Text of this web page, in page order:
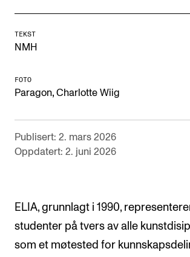
FORSKNING OG
Livet rundt FoU
For ph.d.-programmet i musikkforskning
KONSERTER OG
Arrangementer for ansatte
Gjennomføre konserter og
TEKST
NMH
FOTO
Paragon, Charlotte Wiig
Publisert: 2. mars 2026
Oppdatert: 2. juni 2026
ELIA, grunnlagt i 1990,
studenter på tvers av alle
som et møtested for